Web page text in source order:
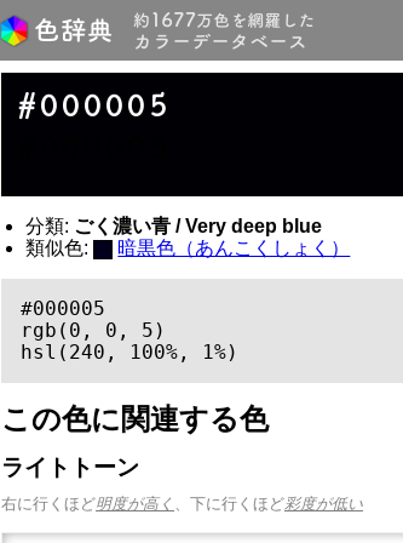
#000005
分類: ごく濃い青 / Very deep blue
類似色:
暗黒色（あんこくしょく）
#000005
rgb(0, 0, 5)
hsl(240, 100%, 1%)
この色に関連する色
ライトトーン
右に行くほど明度が高く 、下に行くほど彩度が低い